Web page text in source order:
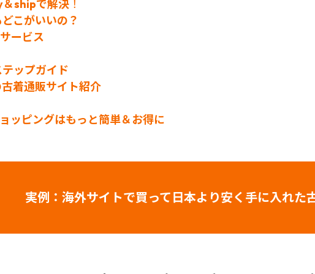
shipで解決 ！
こがいいの？
ービス
ップガイド
着通販サイト紹介
ッピングはもっと簡単＆お得に
実例：海外サイトで買って日本より安く手に入れた